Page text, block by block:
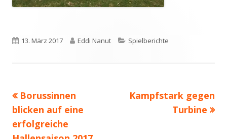
Veröffentlicht
13. März 2017 Autor
Eddi Nanut Kategorien
Spielberichte
Beitragsnavigation
Vorheriger
Beitrag:
Borussinnen
blicken auf eine
erfolgreiche
Nächster
Kampfstark gegen
Turbine